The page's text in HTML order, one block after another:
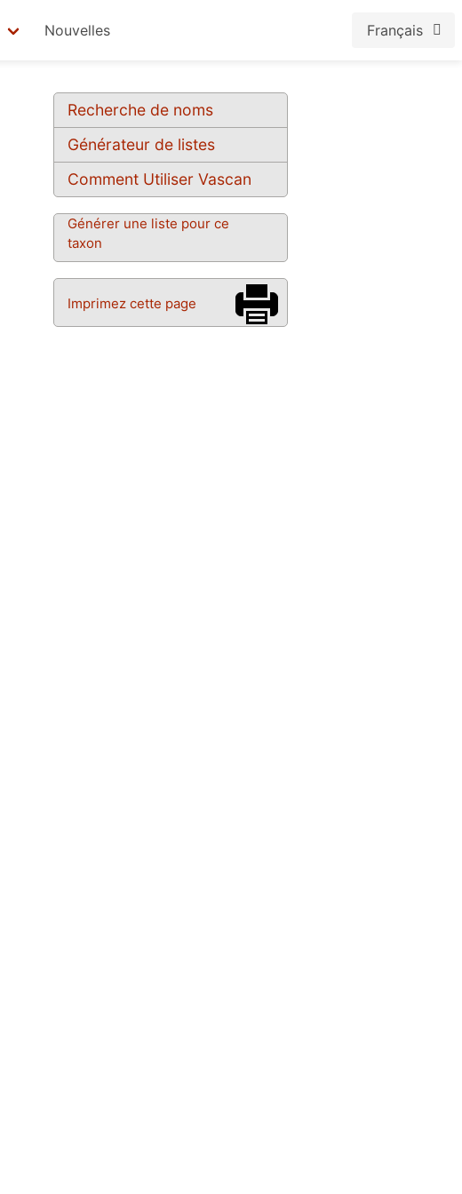
Nouvelles Français
Recherche de noms
Générateur de listes
Comment Utiliser Vascan
Générer une liste pour ce
taxon
Imprimez cette page